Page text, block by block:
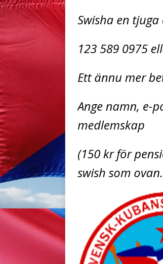
Swisha en
123 589 0975
Ett ännu mer
Ange namn, e-
medlemskap
(150 kr för
swish som ovan.